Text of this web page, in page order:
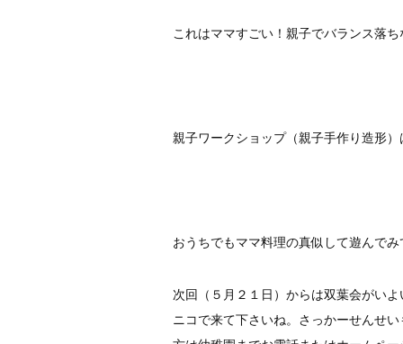
これはママすごい！親子でバランス落
親子ワークショップ（親子手作り造形
おうちでもママ料理の真似して遊んで
次回（５月２１日）からは双葉会がい
ニコで来て下さいね。さっかーせんせ